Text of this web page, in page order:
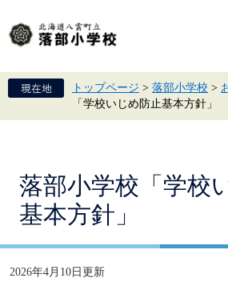
ジ
頭
で
ュ
飛
ば
て
トップページ > 落部小学校 >
「学校いじめ防止基本方針」
落部小学校「学校
基本方針」
2026年4月10日更新